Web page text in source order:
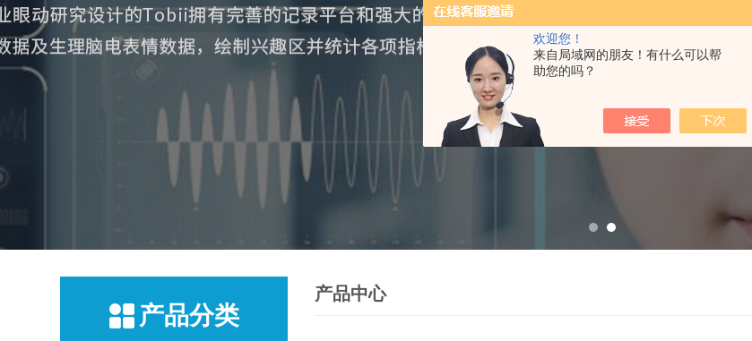
欢迎您！
来自局域网的朋友！有什么可以帮
助您的吗？
产品分类
产品中心